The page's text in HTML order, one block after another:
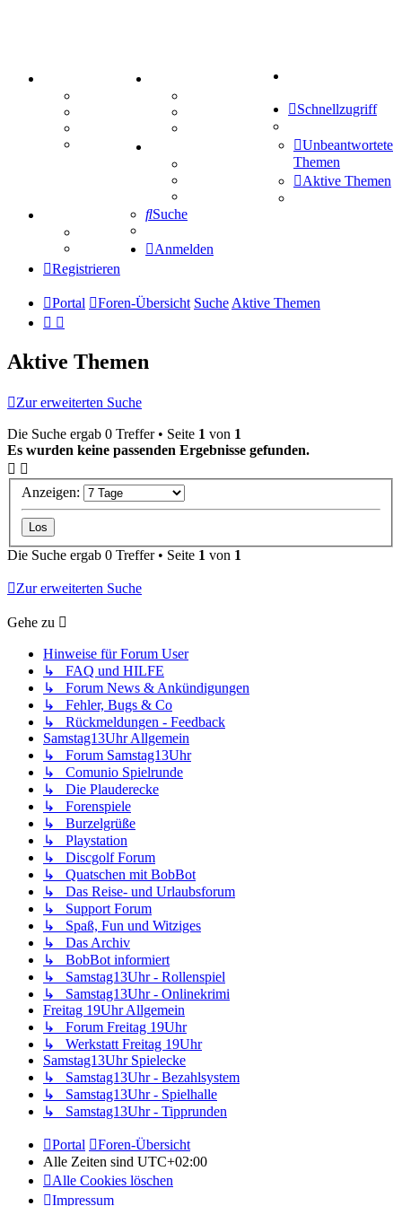
Mastodon
Treffenübersicht
Zitatesammlung
Schiffe versenken
Tipprunde
Comunio
Schnellzugriff
Unbeantwortete
Themen
Aktive Themen
Suche
Anmelden
Registrieren
Portal Foren-Übersicht Suche Aktive Themen
Aktive Themen
Zur erweiterten Suche
Die Suche ergab 0 Treffer • Seite 1 von 1
Es wurden keine passenden Ergebnisse gefunden.
Anzeigen:
Die Suche ergab 0 Treffer • Seite 1 von 1
Zur erweiterten Suche
Gehe zu
Hinweise für Forum User
↳ FAQ und HILFE
↳ Forum News & Ankündigungen
↳ Fehler, Bugs & Co
↳ Rückmeldungen - Feedback
Samstag13Uhr Allgemein
↳ Forum Samstag13Uhr
↳ Comunio Spielrunde
↳ Die Plauderecke
↳ Forenspiele
↳ Burzelgrüße
↳ Playstation
↳ Discgolf Forum
↳ Quatschen mit BobBot
↳ Das Reise- und Urlaubsforum
↳ Support Forum
↳ Spaß, Fun und Witziges
↳ Das Archiv
↳ BobBot informiert
↳ Samstag13Uhr - Rollenspiel
↳ Samstag13Uhr - Onlinekrimi
Freitag 19Uhr Allgemein
↳ Forum Freitag 19Uhr
↳ Werkstatt Freitag 19Uhr
Samstag13Uhr Spielecke
↳ Samstag13Uhr - Bezahlsystem
↳ Samstag13Uhr - Spielhalle
↳ Samstag13Uhr - Tipprunden
Portal
Foren-Übersicht
Alle Zeiten sind UTC+02:00
Alle Cookies löschen
Impressum